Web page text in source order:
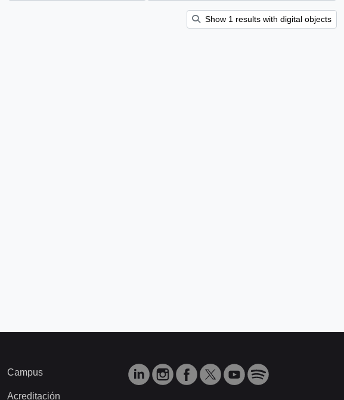
Show 1 results with digital objects
Campus
Acreditación